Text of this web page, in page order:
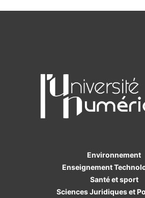
Environnement
Enseignement
Santé et sport
Sciences Juridiques et